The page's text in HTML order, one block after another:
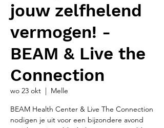
jouw zelfhelend
vermogen! -
BEAM & Live the
Connection
wo 23 okt
  |
Melle
BEAM Health Center & Live The Connection
nodigen je uit voor een bijzondere avond